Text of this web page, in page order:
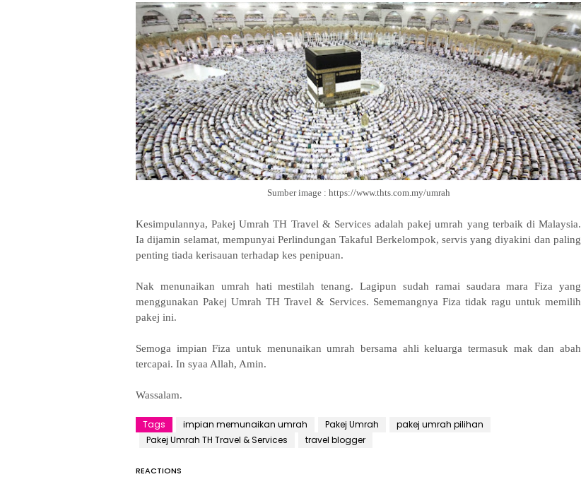
Sumber image : https://www.thts.com.my/umrah
Kesimpulannya, Pakej Umrah TH Travel & Services adalah pakej umrah yang terbaik di Malaysia.
Ia dijamin selamat, mempunyai Perlindungan Takaful Berkelompok, servis yang diyakini dan paling
penting tiada kerisauan terhadap kes penipuan.
Nak menunaikan umrah hati mestilah tenang. Lagipun sudah ramai saudara mara Fiza yang
menggunakanPakej Umrah TH Travel & Services. Sememangnya Fiza tidak ragu untuk memilih
pakej ini.
Semoga impian Fiza untuk menunaikan umrah bersama ahli keluarga termasuk mak dan abah
tercapai. In syaa Allah, Amin.
Wassalam.
Tags impian memunaikan umrah Pakej Umrah
pakej umrah pilihan
Pakej Umrah TH Travel & Services
travel blogger
REACTIONS